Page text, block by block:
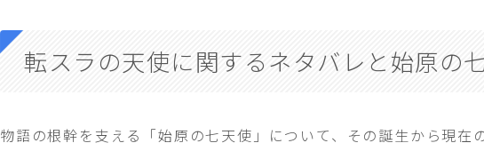
転スラの天使に関するネタバレと始原の
物語の根幹を支える「始原の七天使」について、その誕生から現在